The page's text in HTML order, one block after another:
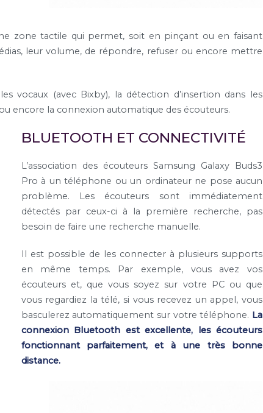
zone tactile qui permet, soit en pinçant ou en faisant
leur volume, de répondre, refuser ou encore mettre
vocaux (avec Bixby), la détection d’insertion dans les
encore la connexion automatique des écouteurs.
BLUETOOTH ET CONNECTIVITÉ
L’association des écouteurs Samsung Galaxy Buds3
Pro à un téléphone ou un ordinateur ne pose aucun
problème. Les écouteurs sont immédiatement
détectés par ceux-ci à la première recherche, pas
besoin de faire une recherche manuelle.
Il est possible de les connecter à plusieurs supports
en même temps. Par exemple, vous avez vos
écouteurs et, que vous soyez sur votre PC ou que
vous regardiez la télé, si vous recevez un appel, vous
basculerez automatiquement sur votre téléphone. La
connexion Bluetooth est excellente, les écouteurs
fonctionnant parfaitement, et à une très bonne
distance.